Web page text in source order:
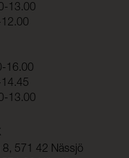
13.00
16.00
13.00
571 42 Nässjö